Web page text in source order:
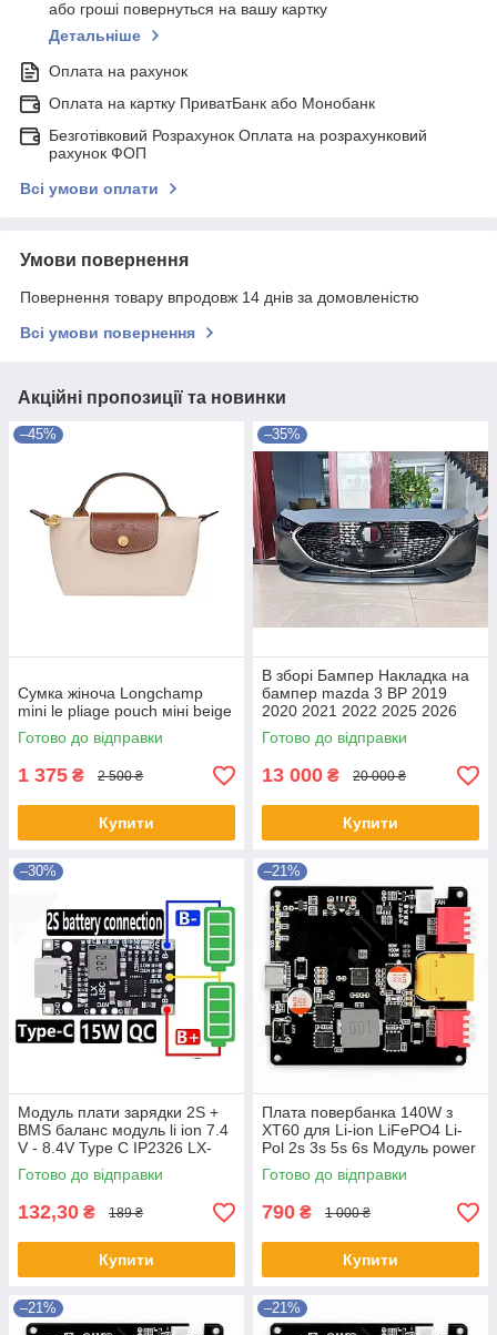
або гроші повернуться на вашу картку
Детальніше
Оплата на рахунок
Оплата на картку ПриватБанк або Монобанк
Безготівковий Розрахунок Оплата на розрахунковий
рахунок ФОП
Всі умови оплати
Умови повернення
Повернення товару впродовж 14 днів за домовленістю
Всі умови повернення
Акційні пропозиції та новинки
–45%
Сумка жіноча Longchamp
mini le pliage pouch міні beige
Готово до відправки
1 375 ₴ 2 500 ₴
Купити
–35%
В зборі Бампер Накладка на
бампер mazda 3 BP 2019
2020 2021 2022 2025 2026
Готово до відправки
13 000 ₴ 20 000 ₴
Купити
–30%
Модуль плати зарядки 2S +
BMS баланс модуль li ion 7.4
V - 8.4V Type C IP2326 LX-
USC-V2
Готово до відправки
132,30 ₴ 189 ₴
Купити
–21%
Плата повербанка 140W з
XT60 для Li-ion LiFePO4 Li-
Pol 2s 3s 5s 6s Модуль power
bank Плата швидкого
заряджання
Готово до відправки
790 ₴ 1 000 ₴
Купити
–21% –21%